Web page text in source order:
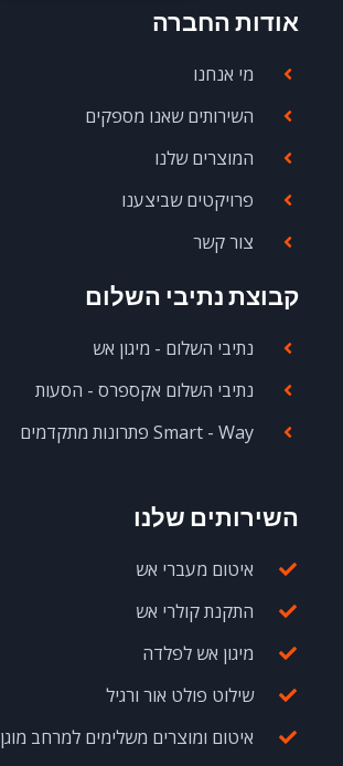
אודות החברה
מי אנחנו
השירותים שאנו מספקים
המוצרים שלנו
פרויקטים שביצענו
צור קשר
קבוצת נתיבי השלום
נתיבי השלום - מיגון אש
נתיבי השלום אקספרס - הסעות
Smart - Way פתרונות מתקדמים
השירותים שלנו
איטום מעברי אש
התקנת קולרי אש
מיגון אש לפלדה
שילוט פולט אור ורגיל
איטום ומוצרים משלימים למרחב מוגן